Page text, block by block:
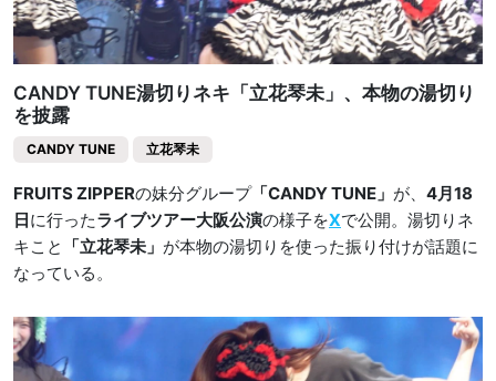
CANDY TUNE湯切りネキ「立花琴未」、本物の湯切り
を披露
CANDY TUNE 立花琴未
FRUITS ZIPPERの妹分グループ「CANDY TUNE」 が、 4月18
日 に行ったライブツアー大阪公演の様子をXで公開。湯切りネ
キこと
「立花琴未」 が本物の湯切りを使った振り付けが話題に
なっている。